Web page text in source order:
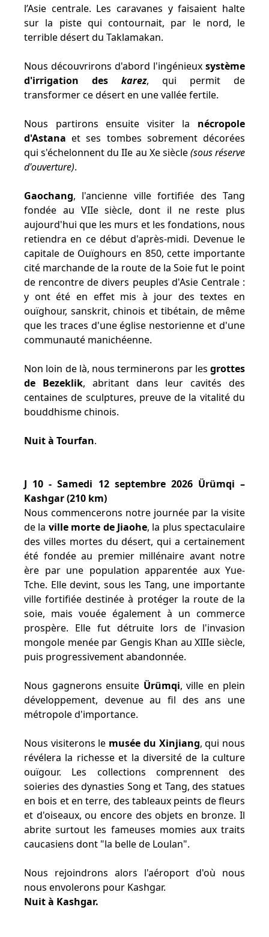
l’Asie centrale. Les caravanes y faisaient halte
sur la piste qui contournait, par le nord, le
terrible désert du Taklamakan.
Nous découvrirons d'abord l'ingénieux système
d'irrigation des karez, qui permit de
transformer ce désert en une vallée fertile.
Nous partirons ensuite visiter la nécropole
d'Astana et ses tombes sobrement décorées
qui s'échelonnent du IIe au Xe siècle(sous réserve
d'ouverture).
Gaochang, l'ancienne ville fortifiée des Tang
fondée au VIIe siècle, dont il ne reste plus
aujourd'hui que les murs et les fondations, nous
retiendra en ce début d'après-midi. Devenue le
capitale de Ouïghours en 850, cette importante
cité marchande de la route de la Soie fut le point
de rencontre de divers peuples d'Asie Centrale :
y ont été en effet mis à jour des textes en
ouïghour, sanskrit, chinois et tibétain, de même
que les traces d'une église nestorienne et d'une
communauté manichéenne.
Non loin de là, nous terminerons par les grottes
de Bezeklik, abritant dans leur cavités des
centaines de sculptures, preuve de la vitalité du
bouddhisme chinois.
Nuit à Tourfan.
J 10 - Samedi 12 septembre 2026 Ürümqi –
Kashgar (210 km)
Nous commencerons notre journée par la visite
de la ville morte de Jiaohe, la plus spectaculaire
des villes mortes du désert, qui a certainement
été fondée au premier millénaire avant notre
ère par une population apparentée aux Yue-
Tche. Elle devint, sous les Tang, une importante
ville fortifiée destinée à protéger la route de la
soie, mais vouée également à un commerce
prospère. Elle fut détruite lors de l'invasion
mongole menée par Gengis Khan au XIIIe siècle,
puis progressivement abandonnée.
Nous gagnerons ensuite Ürümqi, ville en plein
développement, devenue au fil des ans une
métropole d'importance.
Nous visiterons le musée du Xinjiang, qui nous
révélera la richesse et la diversité de la culture
ouïgour. Les collections comprennent des
soieries des dynasties Song et Tang, des statues
en bois et en terre, des tableaux peints de fleurs
et d'oiseaux, ou encore des objets en bronze. Il
abrite surtout les fameuses momies aux traits
caucasiens dont "la belle de Loulan".
Nous rejoindrons alors l'aéroport d'où nous
nous envolerons pour Kashgar.
Nuit à Kashgar.